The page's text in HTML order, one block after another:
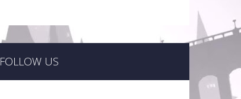
FOLLOW US